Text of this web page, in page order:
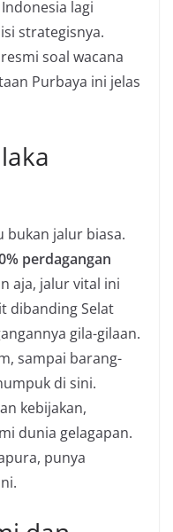
lagi
strategisnya.
soal wacana
Purbaya ini jelas
bukan jalur biasa.
perdagangan
aja, jalur vital ini
dibanding Selat
gila-gilaan.
sampai barang-
di sini.
kebijakan,
dunia gelagapan.
punya